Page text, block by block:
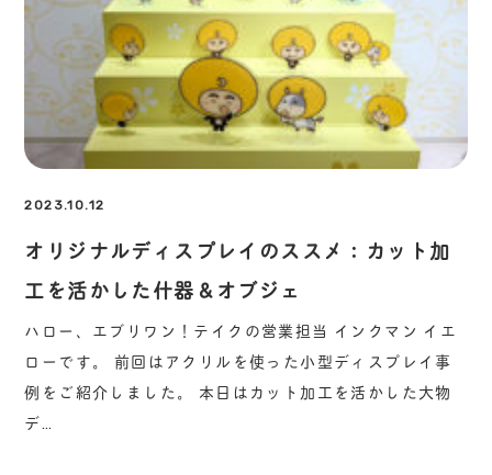
2023.10.12
オリジナルディスプレイのススメ：カット加
工を活かした什器＆オブジェ
ハロー、エブリワン！テイクの営業担当 インクマン イエ
ローです。 前回はアクリルを使った小型ディスプレイ事
例をご紹介しました。 本日はカット加工を活かした大物
デ…